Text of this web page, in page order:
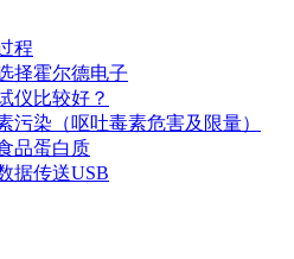
程
择霍尔德电子
仪比较好？
污染（呕吐毒素危害及限量）
品蛋白质
据传送USB